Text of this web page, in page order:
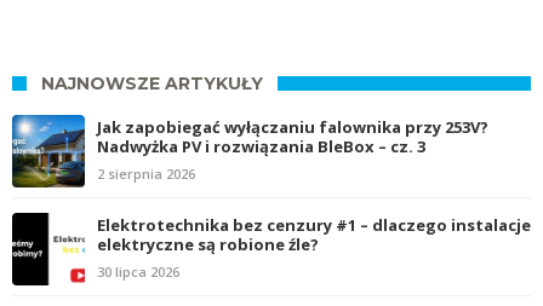
NAJNOWSZE ARTYKUŁY
Jak zapobiegać wyłączaniu falownika przy 253V?
Nadwyżka PV i rozwiązania BleBox – cz. 3
2 sierpnia 2026
Elektrotechnika bez cenzury #1 – dlaczego instalacje
elektryczne są robione źle?
30 lipca 2026